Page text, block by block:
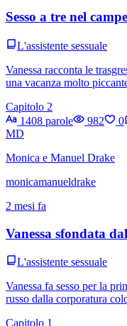
Sesso a tre nel
L'assistente sessuale
Vanessa racconta le
una vacanza molto
Capitolo 2
1408 parole
982 0
MD
Monica e Manuel Drake
monicamanueldrake
2 mesi fa
Vanessa sfondata
L'assistente sessuale
Vanessa fa sesso per la
russo dalla corporatura
Capitolo 1